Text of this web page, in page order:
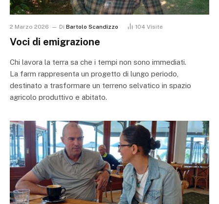
2 Marzo 2026 Di Bartolo Scandizzo 104 Visite
Voci di emigrazione
Chi lavora la terra sa che i tempi non sono immediati.
La farm rappresenta un progetto di lungo periodo,
destinato a trasformare un terreno selvatico in spazio
agricolo produttivo e abitato.